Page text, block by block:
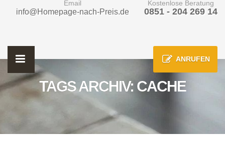
Email
info@Homepage-nach-Preis.de
Kostenlose Beratung
0851 - 204 269 14
ANRUFEN
TAGS ARCHIV: CACHE